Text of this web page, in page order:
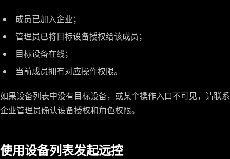
成员已加入企业；
管理员已将目标设备授权给该成员；
目标设备在线；
当前成员拥有对应操作权限。
如果设备列表中没有目标设备，或某个操作入口不可见，请联系
企业管理员确认设备授权和角色权限。
使用设备列表发起远控